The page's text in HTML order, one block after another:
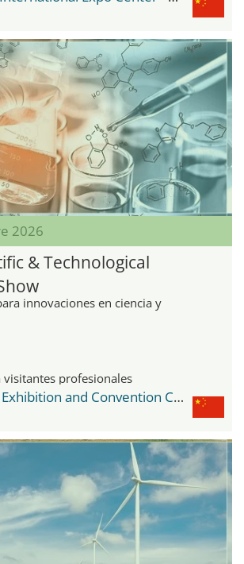
2026
& Technological
innovaciones en ciencia y
profesionales
NECC National Exhibition and Convention Center